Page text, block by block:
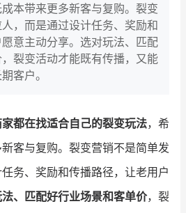
产品场景库
帮助中心
本带来更多新客与复购。裂变
，而是通过设计任务、奖励和
意主动分享。选对玩法、匹配
裂变活动才能既有传播，又能
客户。
家都在找适合自己的裂变玩法，希
客与复购。裂变营销不是简单发
务、奖励和传播路径，让老用户
、匹配好行业场景和客单价，裂